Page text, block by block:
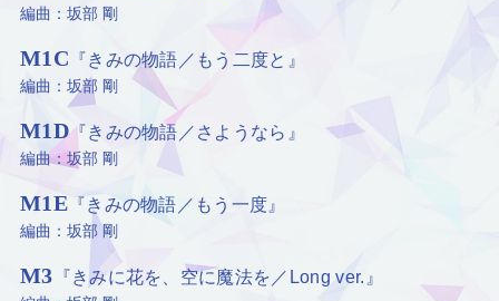
編曲：坂部 剛
M1C 『きみの物語／もう二度と』
編曲：坂部 剛
M1D『きみの物語／さようなら』
編曲：坂部 剛
M1E『きみの物語／もう一度』
編曲：坂部 剛
M3 『きみに花を、空に魔法を／Long ver.』